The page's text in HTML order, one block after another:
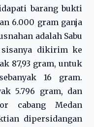
barang bukti
6.000 gram ganja
adalah Sabu
sisanya dikirim ke
87,93 gram, untuk
16 gram.
5.796 gram, dan
cabang Medan
dipersidangan